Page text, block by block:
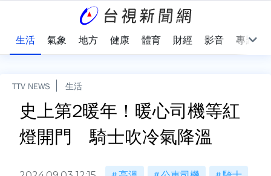
生活 氣象 地方 健康 體育 財經 影音 專題
TTV NEWS 生活
史上第2暖年！暖心司機等紅
燈開門 騎士吹冷氣降溫